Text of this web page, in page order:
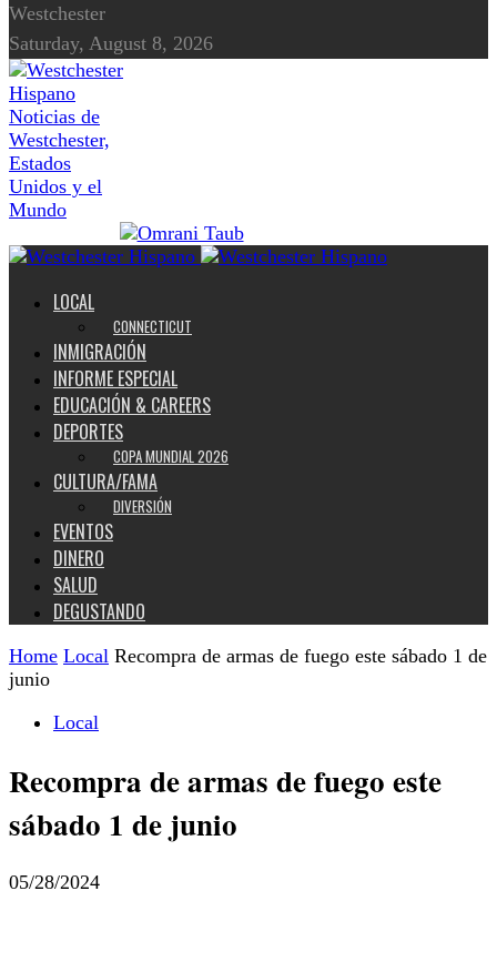
Westchester
Saturday, August 8, 2026
Noticias de
Westchester,
Estados
Unidos y el
Mundo
LOCAL
CONNECTICUT
INMIGRACIÓN
INFORME ESPECIAL
EDUCACIÓN & CAREERS
DEPORTES
COPA MUNDIAL 2026
CULTURA/FAMA
DIVERSIÓN
EVENTOS
DINERO
SALUD
DEGUSTANDO
Home Local Recompra de armas de fuego este sábado 1 de
junio
Local
Recompra de armas de fuego este
sábado 1 de junio
05/28/2024